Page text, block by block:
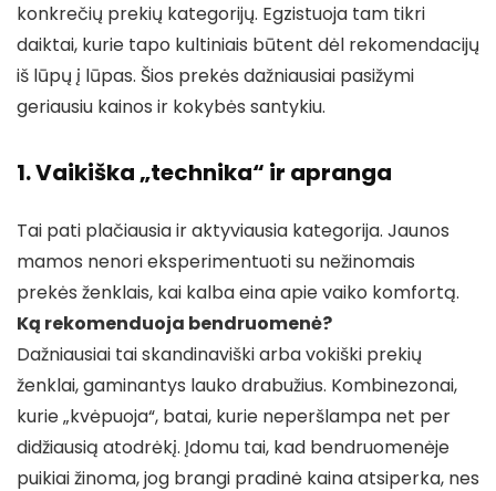
konkrečių prekių kategorijų. Egzistuoja tam tikri
daiktai, kurie tapo kultiniais būtent dėl rekomendacijų
iš lūpų į lūpas. Šios prekės dažniausiai pasižymi
geriausiu kainos ir kokybės santykiu.
1. Vaikiška „technika“ ir apranga
Tai pati plačiausia ir aktyviausia kategorija. Jaunos
mamos nenori eksperimentuoti su nežinomais
prekės ženklais, kai kalba eina apie vaiko komfortą.
Ką rekomenduoja bendruomenė?
Dažniausiai tai skandinaviški arba vokiški prekių
ženklai, gaminantys lauko drabužius. Kombinezonai,
kurie „kvėpuoja“, batai, kurie neperšlampa net per
didžiausią atodrėkį. Įdomu tai, kad bendruomenėje
puikiai žinoma, jog brangi pradinė kaina atsiperka, nes